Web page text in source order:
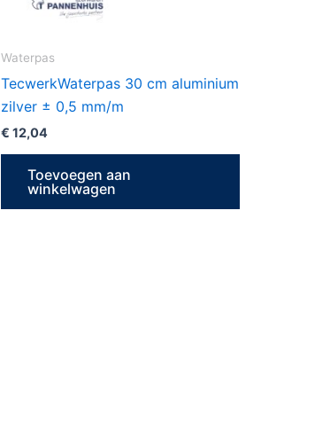
Waterpas
TecwerkWaterpas 30 cm aluminium
zilver ± 0,5 mm/m
€ 12,04
Toevoegen aan
winkelwagen